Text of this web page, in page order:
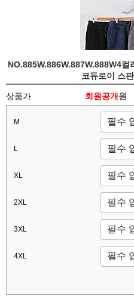
NO.885W.886W.887W.888W4
코듀로이 스
상품가 회원공개 원
M
L
XL
2XL
3XL
4XL